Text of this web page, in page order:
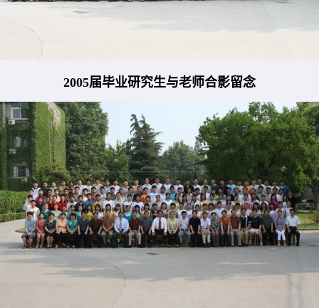
2005届毕业研究生与老师合影留念